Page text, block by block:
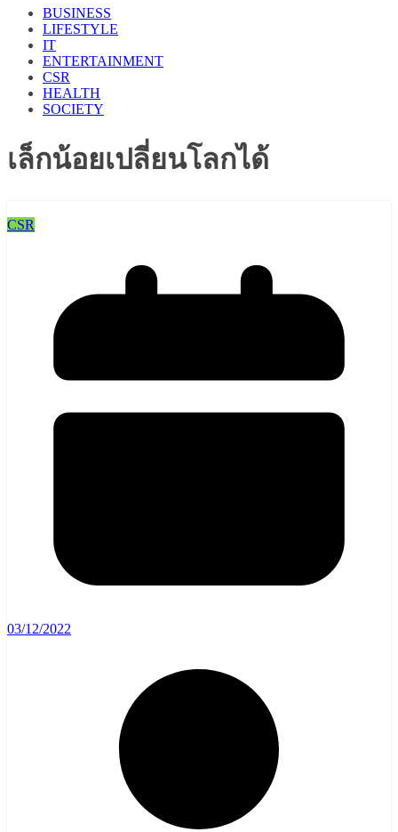
BUSINESS
LIFESTYLE
IT
ENTERTAINMENT
CSR
HEALTH
SOCIETY
เล็กน้อยเปลี่ยนโลกได้
CSR
03/12/2022